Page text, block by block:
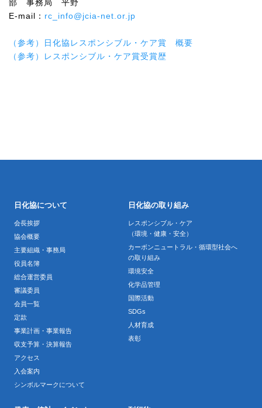
部 事務局 平野
E-mail ： rc_info@jcia-net.or.jp
（参考）日化協レスポンシブル・ケア賞 概要
（参考）レスポンシブル・ケア賞受賞歴
日化協について
会長挨拶
協会概要
主要組織・事務局
役員名簿
総合運営委員
審議委員
会員一覧
定款
事業計画・事業報告
収支予算・決算報告
アクセス
入会案内
シンボルマークについて
日化協の取り組み
レスポンシブル・ケア
（環境・健康・安全）
カーボンニュートラル・循環型社会へ
の取り組み
環境安全
化学品管理
国際活動
SDGs
人材育成
表彰